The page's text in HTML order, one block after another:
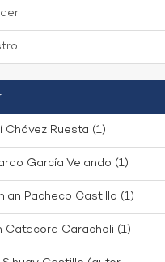
Chávez Ruesta (1)
García Velando (1)
Pacheco Castillo (1)
Catacora Caracholi (1)